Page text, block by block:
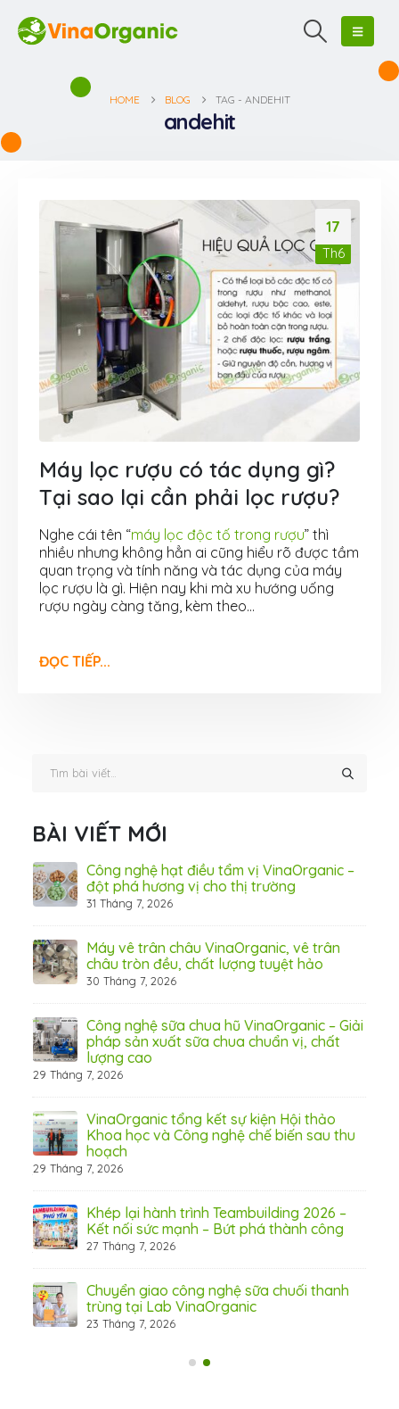
HOME BLOG TAG - ANDEHIT
andehit
17
Th6
Máy lọc rượu có tác dụng gì?
Tại sao lại cần phải lọc rượu?
Nghe cái tên “máy lọc độc tố trong rượu” thì
nhiều nhưng không hẳn ai cũng hiểu rõ được tầm
quan trọng và tính năng và tác dụng của máy
lọc rượu là gì. Hiện nay khi mà xu hướng uống
rượu ngày càng tăng, kèm theo...
ĐỌC TIẾP...
BÀI VIẾT MỚI
Công nghệ hạt điều tẩm vị VinaOrganic –
đột phá hương vị cho thị trường
31 Tháng 7, 2026
Máy vê trân châu VinaOrganic, vê trân
châu tròn đều, chất lượng tuyệt hảo
30 Tháng 7, 2026
Công nghệ sữa chua hũ VinaOrganic – Giải
pháp sản xuất sữa chua chuẩn vị, chất
lượng cao
29 Tháng 7, 2026
VinaOrganic tổng kết sự kiện Hội thảo
Khoa học và Công nghệ chế biến sau thu
hoạch
29 Tháng 7, 2026
Khép lại hành trình Teambuilding 2026 –
Kết nối sức mạnh – Bứt phá thành công
27 Tháng 7, 2026
Chuyển giao công nghệ sữa chuối thanh
trùng tại Lab VinaOrganic
23 Tháng 7, 2026